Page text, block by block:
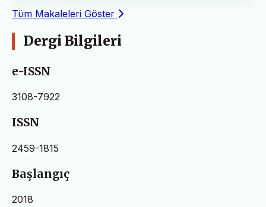
Tüm Makaleleri Göster
Dergi Bilgileri
e-ISSN
3108-7922
ISSN
2459-1815
Başlangıç
2018